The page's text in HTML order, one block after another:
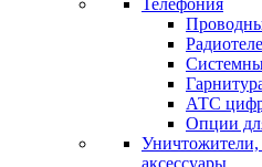
Телефония
АТС
Опции
аксессуары